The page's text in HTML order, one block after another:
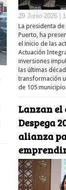
29 Junio 2026 |
La presidenta
Puerto, ha
el inicio de las
Actuación
inversiones
las últimas
transformación
de 105
Lanzan el
Despega
alianza